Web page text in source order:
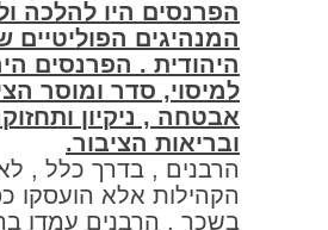
הפרנסים היו להלכה
המנהיגים הפוליטיים
היהודית . הפרנסים
למיסוי, סדר ומוסר
אבטחה , ניקיון
ובריאות הציבור.
הרבנים , בדרך כלל , לא
הקהילות אלא הועסקו
בשכר . הרבנים עמדו